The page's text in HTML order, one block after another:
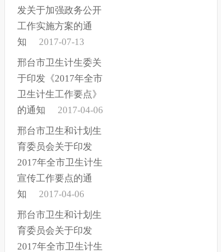
发关于加强政务公开
工作实施方案的通
知
2017-07-13
邢台市卫生计生委关
于印发《2017年全市
卫生计生工作要点》
的通知
2017-04-06
邢台市卫生和计划生
育委员会关于印发
2017年全市卫生计生
宣传工作要点的通
知
2017-04-06
邢台市卫生和计划生
育委员会关于印发
2017年全市卫生计生